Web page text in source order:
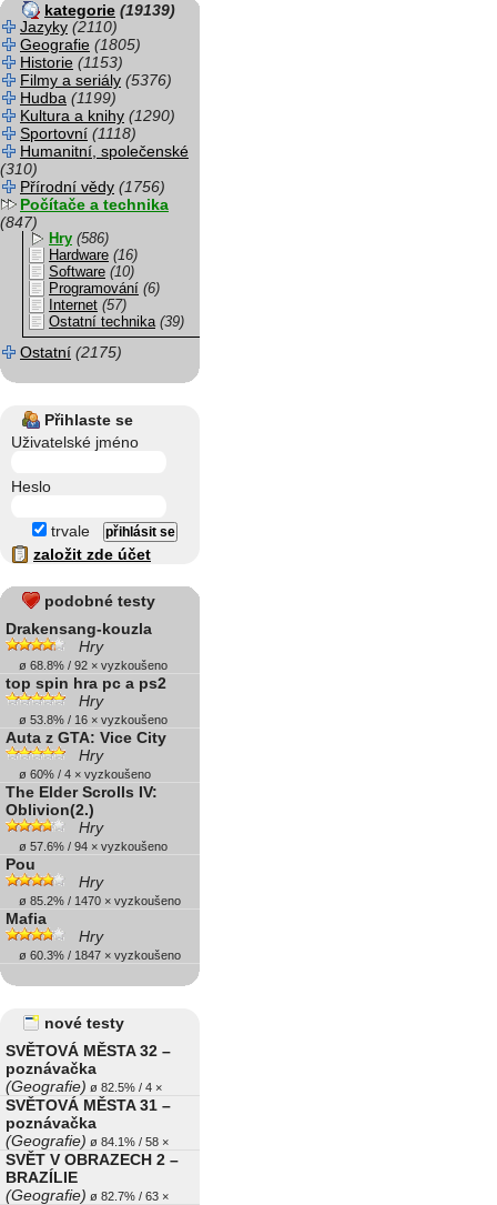
kategorie (19139)
Jazyky (2110)
Geografie (1805)
Historie (1153)
Filmy a seriály (5376)
Hudba (1199)
Kultura a knihy (1290)
Sportovní (1118)
Humanitní, společenské
(310)
Přírodní vědy (1756)
Počítače a technika
(847)
Hry (586)
Hardware (16)
Software (10)
Programování (6)
Internet (57)
Ostatní technika (39)
Ostatní (2175)
Přihlaste se
Uživatelské jméno
Heslo
trvale
založit zde účet
podobné testy
Drakensang-kouzla
Hry
ø 68.8% / 92 × vyzkoušeno
top spin hra pc a ps2
Hry
ø 53.8% / 16 × vyzkoušeno
Auta z GTA: Vice City
Hry
ø 60% / 4 × vyzkoušeno
The Elder Scrolls IV:
Oblivion(2.)
Hry
ø 57.6% / 94 × vyzkoušeno
Pou
Hry
ø 85.2% / 1470 × vyzkoušeno
Mafia
Hry
ø 60.3% / 1847 × vyzkoušeno
nové testy
SVĚTOVÁ MĚSTA 32 –
poznávačka
(Geografie) ø 82.5% / 4 ×
SVĚTOVÁ MĚSTA 31 –
poznávačka
(Geografie) ø 84.1% / 58 ×
SVĚT V OBRAZECH 2 –
BRAZÍLIE
(Geografie) ø 82.7% / 63 ×